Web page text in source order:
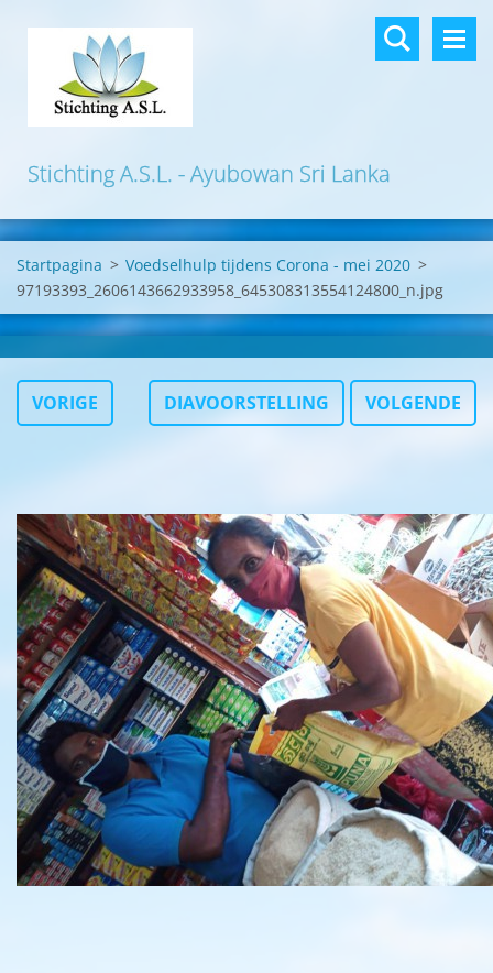
Stichting A.S.L. - Ayubowan Sri Lanka
Startpagina > Voedselhulp tijdens Corona - mei 2020 >
97193393_2606143662933958_645308313554124800_n.jpg
VORIGE DIAVOORSTELLING VOLGENDE